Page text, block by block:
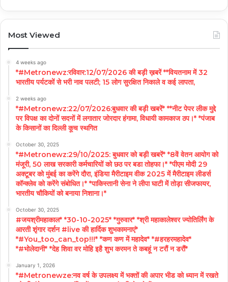
Most Viewed
4 weeks ago
*#Metronewz:रविवार:12/07/2026 की बड़ी ख़बरें **वियतनाम में 32
भारतीय पर्यटकों से भरी नाव पलटी; 15 लोग सुरक्षित निकाले व कई लापता,
2 weeks ago
*#Metronewz:22/07/2026:बुधवार की बड़ी खबरें* **नीट पेपर लीक मुद्दे
पर विपक्ष का दोनों सदनों में लगातार जोरदार हंगामा, विधायी कामकाज ठप।* *पंजाब
के किसानों का दिल्ली कूच स्थगित
October 30, 2025
*#Metronewz:29/10/2025: बुधवार को बड़ी खबरें* *8वें वेतन आयोग को
मंजूरी, 50 लाख सरकारी कर्मचारियों को छठ पर बडा तोहफा।* *पीएम मोदी 29
अक्टूबर को मुंबई का करेंगे दौरा, इंडिया मैरीटाइम वीक 2025 में मैरीटाइम लीडर्स
कॉन्क्लेव को करेंगे संबोधित।* *पाकिस्तानी सेना ने लीपा घाटी में तोड़ा सीजफायर,
भारतीय चौकियों को बनाया निशाना।*
October 30, 2025
#जयश्रीमहाकाल* *30-10-2025* *गुरुवार* *श्री महाकालेश्वर ज्योतिर्लिंग के
आरती शृंगार दर्शन #live की हार्दिक शुभकामनाएं*
*#You_too_can_top!!!* *कण कण में महादेव* *#हरहरमहादेव*
*#भोलेदानी* *देह शिवा वर मोहि इहै शुभ करमन ते कबहूं न टरौं न डरौं*
January 1, 2026
*#Metronewze:नव वर्ष के उपलक्ष्य में भक्तों की अपार भीड को ध्यान में रखते